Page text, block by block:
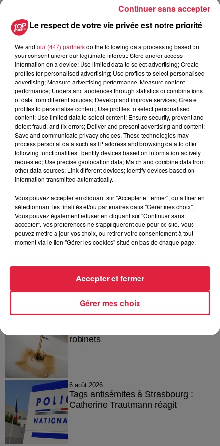
Les Alsaciens restent donc très généreux en ces temps
difficiles. Pour surmonter les crises du moment, ils sont
aussi de plus en plus nombreux à utiliser le digital et les
applis que l'on a déjà évoqué. Si Geev est loin du milieu
associatif,Esther Henry recommande chaudement
TooGoodToGo.
Quels dons actuellement ?
Si l'année est marquée par quelques temps forts, la Croix
Rouge rappelle que "les jouets, ça peut être toute l'année,
et pas seulement à Noël. Actuellement, on est déjà dans
lesfournitures scolairesen vue de la prochaine rentrée
pour les familles dans le besoin. Et de notre côté, dans le
secteur de Haguenau,on cherche aussi des locaux pour
de refuser des dons parce qu'on manque de place..."
Publié : 31 mai 2022 à 10h43 - Modifié : 30 octobre 2025 à
16h48 Sebastien Ruffet
A lire aussi
robinets
6 août 2026
Tags antisémites à Strasbourg :
Catherine Trautmann réagit
Le respect de votre vie privée est notre priorité
We and our (447) partnersdo the following data processing based on
your consent and/or our legitimate interest: Store and/or access
information on a device; Use limited data to select advertising; Create
profiles for personalised advertising; Use profiles to select personalised
advertising; Measure advertising performance; Measure content
performance; Understand audiences through statistics or combinations
of data from different sources; Develop and improve services; Create
profiles to personalise content; Use profiles to select personalised
content; Use limited data to select content; Ensure security, prevent and
detect fraud, and fix errors; Deliver and present advertising and content;
Save and communicate privacy choices. These technologies may
process personal data such as IP address and browsing data to offer
following functionalities: Identify devices based on information actively
requested; Use precise geolocation data; Match and combine data from
other data sources; Link different devices; Identify devices based on
information transmitted automatically.
Vous pouvez accepter en cliquant sur "Accepter et fermer", ou affiner en
sélectionnant les finalités et/ou partenaires dans "Gérer mes choix".
Vous pouvez également refuser en cliquant sur "Continuer sans
accepter". Vos préférences ne s'appliqueront que pour ce site. Vous
pouvez mettre à jour vos choix, ou retirer votre consentement à tout
moment via le lien "Gérer les cookies" situé en bas de chaque page.
Gérer mes choix
Accepter et fermer
Continuer sans accepter